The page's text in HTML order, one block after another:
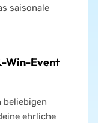
saisonale
Win-Event
beliebigen
ehrliche